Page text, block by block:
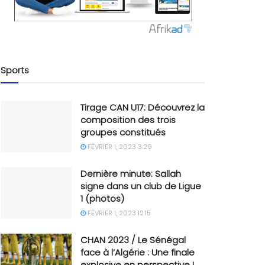
Sports
Tirage CAN U17: Découvrez la
composition des trois
groupes constitués
FÉVRIER 1, 2023 3:29
Dernière minute: Sallah
signe dans un club de Ligue
1 (photos)
FÉVRIER 1, 2023 12:15
CHAN 2023 / Le Sénégal
face à l’Algérie : Une finale